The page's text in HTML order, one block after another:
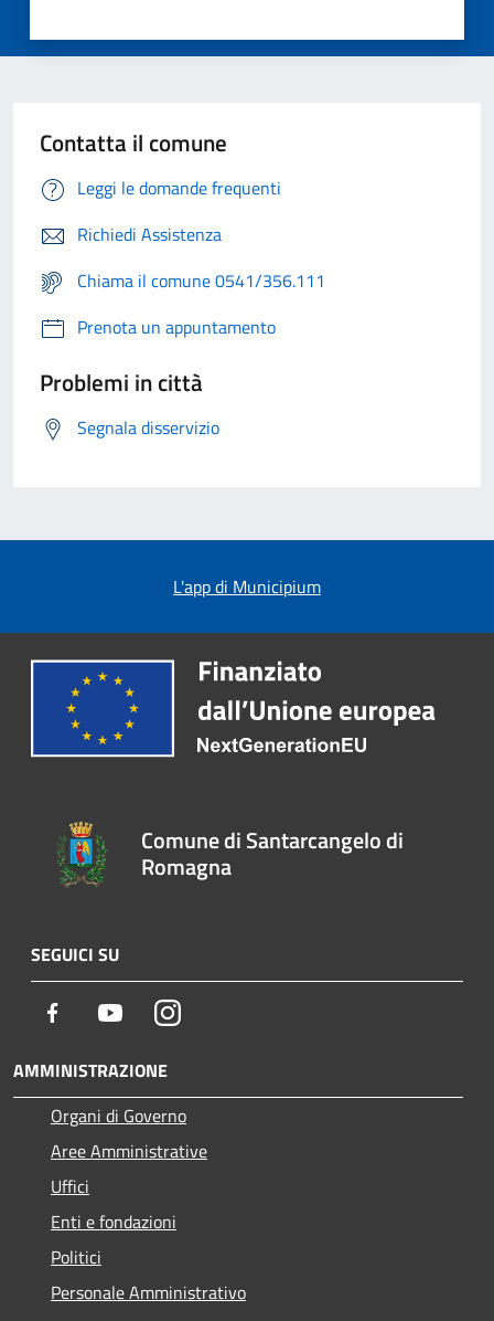
Contatta il comune
Leggi le domande frequenti
Richiedi Assistenza
Chiama il comune 0541/356.111
Prenota un appuntamento
Problemi in città
Segnala disservizio
L'app di Municipium
Comune di Santarcangelo di
Romagna
SEGUICI SU
Facebook YoutubeInstagram
AMMINISTRAZIONE
Organi di Governo
Aree Amministrative
Uffici
Enti e fondazioni
Politici
Personale Amministrativo